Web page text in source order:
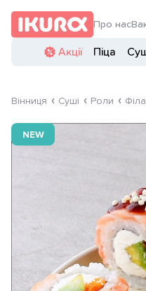
Про нас
Акції Піца
Вінниця Суші Роли
NEW